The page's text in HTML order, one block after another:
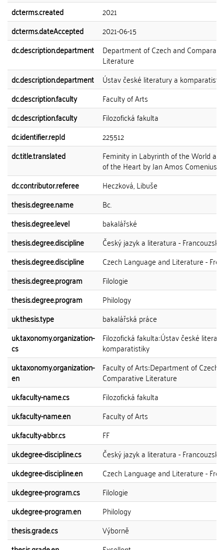
dcterms.created
2021
dcterms.dateAccepted
2021-06-15
dc.description.department
Department of Czech and
Literature
dc.description.department
Ústav české literatury a
dc.description.faculty
Faculty of Arts
dc.description.faculty
Filozofická fakulta
dc.identifier.repId
225512
dc.title.translated
Feminity in Labyrinth of the World
of the Heart by Jan Amos Comenius
dc.contributor.referee
Heczková, Libuše
thesis.degree.name
Bc.
thesis.degree.level
bakalářské
thesis.degree.discipline
Český jazyk a literatura -
thesis.degree.discipline
Czech Language and Literature -
thesis.degree.program
Filologie
thesis.degree.program
Philology
uk.thesis.type
bakalářská práce
uk.taxonomy.organization-
cs
Filozofická fakulta::Ústav české
komparatistiky
uk.taxonomy.organization-
en
Faculty of Arts::Department of Czech
Comparative Literature
uk.faculty-name.cs
Filozofická fakulta
uk.faculty-name.en
Faculty of Arts
uk.faculty-abbr.cs
FF
uk.degree-discipline.cs
Český jazyk a literatura -
uk.degree-discipline.en
Czech Language and Literature -
uk.degree-program.cs
Filologie
uk.degree-program.en
Philology
thesis.grade.cs
Výborně